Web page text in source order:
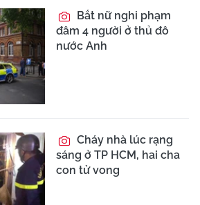
Bắt nữ nghi phạm
đâm 4 người ở thủ đô
nước Anh
Cháy nhà lúc rạng
sáng ở TP HCM, hai cha
con tử vong